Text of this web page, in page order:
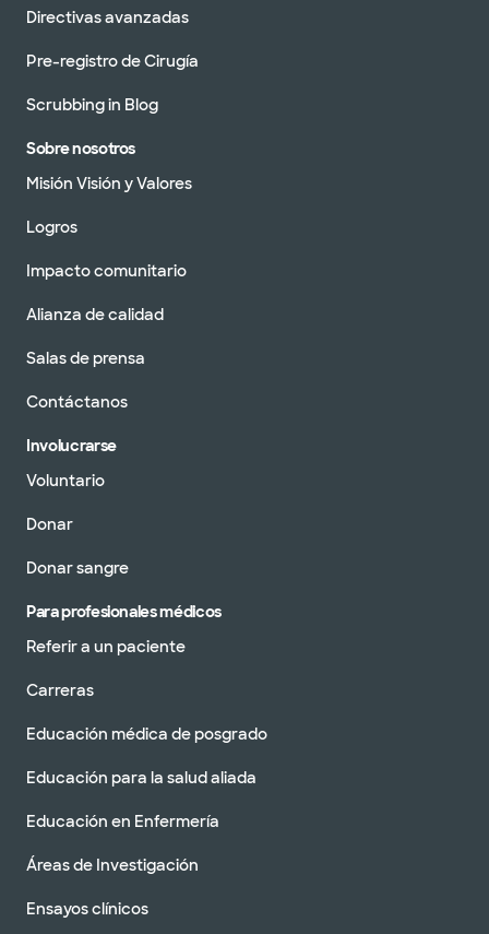
Directivas avanzadas
Pre-registro de Cirugía
Scrubbing in Blog
Sobre nosotros
Misión Visión y Valores
Logros
Impacto comunitario
Alianza de calidad
Salas de prensa
Contáctanos
Involucrarse
Voluntario
Donar
Donar sangre
Para profesionales médicos
Referir a un paciente
Carreras
Educación médica de posgrado
Educación para la salud aliada
Educación en Enfermería
Áreas de Investigación
Ensayos clínicos